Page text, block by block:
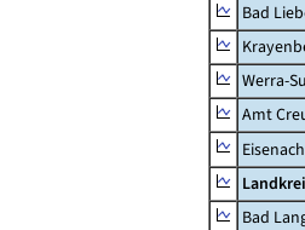
Bad
Werra-
Amt
Bad